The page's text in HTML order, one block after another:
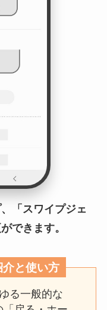
「スワイプジェ
できます。
と使い方
る一般的な